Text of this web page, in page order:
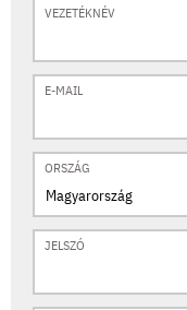
VEZETÉKNÉV
E-MAIL
ORSZÁG
Magyarország
JELSZÓ